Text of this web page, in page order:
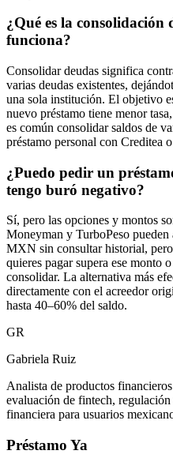
¿Qué es la consolidación
funciona?
Consolidar deudas significa
varias deudas existentes,
una sola institución. El objetivo
nuevo préstamo tiene menor
es común consolidar saldos de
préstamo personal con Creditea
¿Puedo pedir un
tengo buró negativo?
Sí, pero las opciones y montos
Moneyman y TurboPeso
MXN sin consultar historial, pero
quieres pagar supera ese monto
consolidar. La alternativa más
directamente con el acreedor
hasta 40–60% del saldo.
GR
Gabriela Ruiz
Analista de productos
evaluación de fintech,
financiera para usuarios
Préstamo Ya